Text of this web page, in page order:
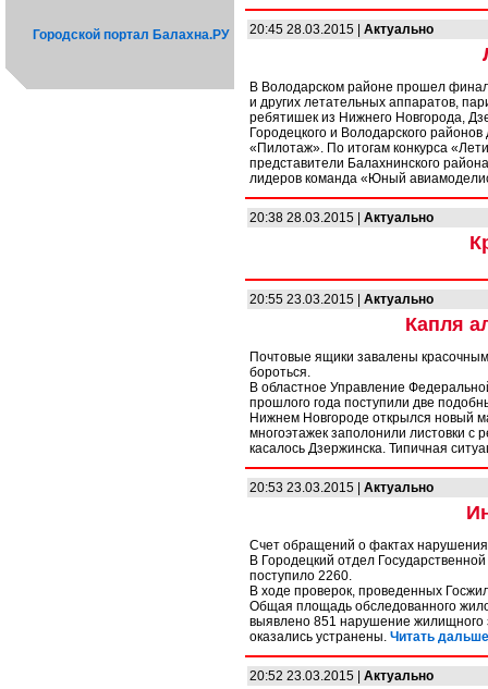
Городской портал Балахна.РУ 20:45 28.03.2015 | Актуально
В Володарском районе прошел финал
и других летательных аппаратов,
ребятишек из Нижнего Новгорода,
Городецкого и Володарского
«Пилотаж». По итогам конкурса
представители Балахнинского
лидеров команда «Юный
20:38 28.03.2015 | Актуально
20:55 23.03.2015 | Актуально
Капля
Почтовые ящики завалены
бороться.
В областное Управление
прошлого года поступили две
Нижнем Новгороде открылся новый
многоэтажек заполонили листовки с
касалось Дзержинска. Типичная
20:53 23.03.2015 | Актуально
Счет обращений о фактах
В Городецкий отдел
поступило 2260.
В ходе проверок, проведенных
Общая площадь обследованного
выявлено 851 нарушение жилищного
оказались устранены. Читать
20:52 23.03.2015 | Актуально